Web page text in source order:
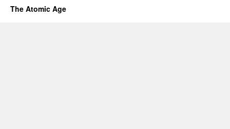
The Atomic Age